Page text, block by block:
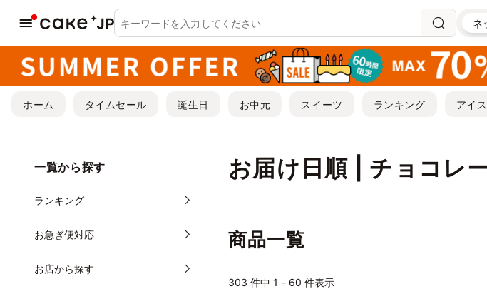
ネ
ホーム タイムセール 誕生日 お中元 スイーツ ランキング アイス
お届け日順 | チョコレ
一覧から探す
ランキング
お急ぎ便対応
お店から探す
商品一覧
303 件中 1 - 60 件表示